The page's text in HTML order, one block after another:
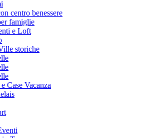
centro benessere
famiglie
e Loft
storiche
Case Vacanza